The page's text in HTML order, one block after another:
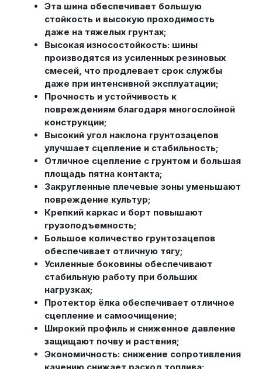
Эта шина обеспечивает большую
стойкость и высокую проходимость
даже на тяжелых грунтах;
Высокая износостойкость: шины
производятся из усиленных резиновых
смесей, что продлевает срок службы
даже при интенсивной эксплуатации;
Прочность и устойчивость к
повреждениям благодаря многослойной
конструкции;
Высокий угол наклона грунтозацепов
улучшает сцепление и стабильность;
Отличное сцепление с грунтом и большая
площадь пятна контакта;
Закругленные плечевые зоны уменьшают
повреждение культур;
Крепкий каркас и борт повышают
грузоподъемность;
Большое количество грунтозацепов
обеспечивает отличную тягу;
Усиленные боковины обеспечивают
стабильную работу при больших
нагрузках;
Протектор ёлка обеспечивает отличное
сцепление и самоочищение;
Широкий профиль и сниженное давление
защищают почву и растения;
Экономичность: снижение сопротивления